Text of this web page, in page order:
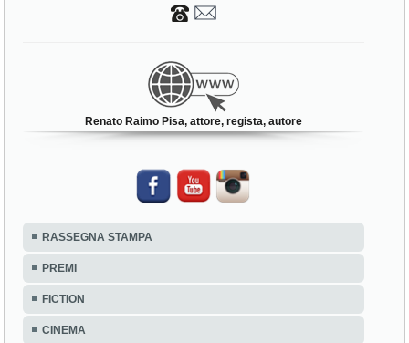
Renato Raimo Pisa, attore, regista, autore
RASSEGNA STAMPA
PREMI
FICTION
CINEMA